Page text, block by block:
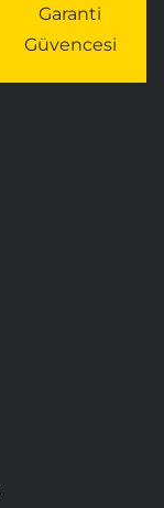
Garanti
Güvencesi